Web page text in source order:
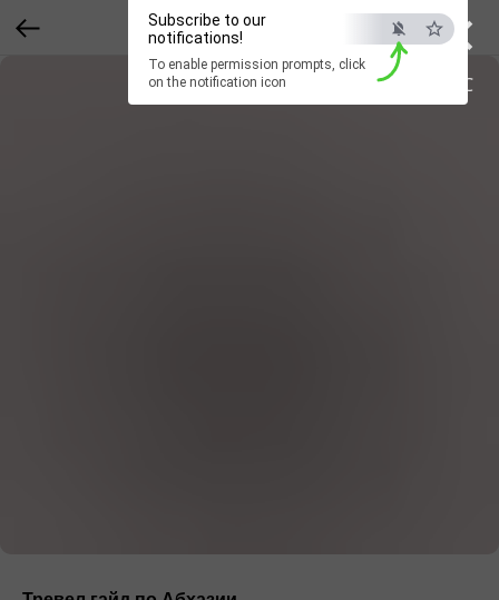
×
ESC
Subscribe to our
notifications!
To enable permission prompts, click
on the notification icon